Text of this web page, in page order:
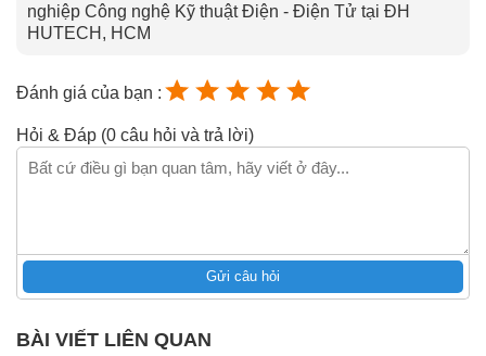
nghiệp Công nghệ Kỹ thuật Điện - Điện Tử tại ĐH
HUTECH, HCM
Đánh giá của bạn :
Hỏi & Đáp (0 câu hỏi và trả lời)
Gửi câu hỏi
BÀI VIẾT LIÊN QUAN